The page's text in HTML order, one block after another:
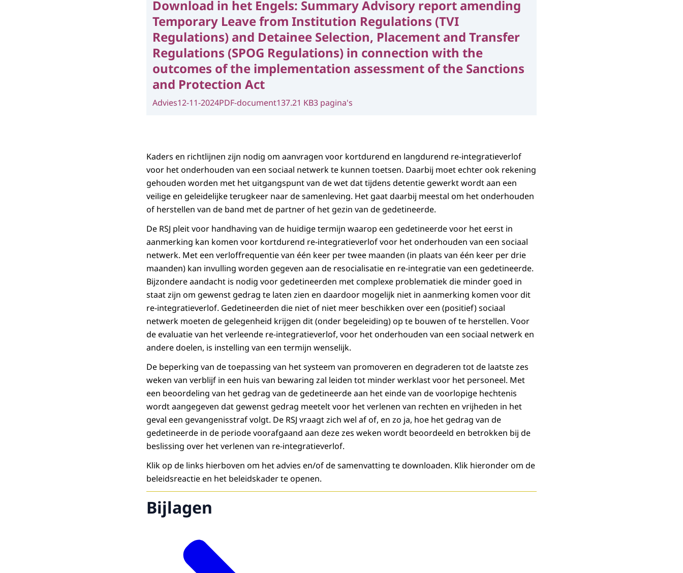
Download in het Engels: Summary Advisory report amending
Temporary Leave from Institution Regulations (TVI
Regulations) and Detainee Selection, Placement and Transfer
Regulations (SPOG Regulations) in connection with the
outcomes of the implementation assessment of the Sanctions
and Protection Act
Advies12-11-2024PDF-document137.21 KB3 pagina's
Kaders en richtlijnen zijn nodig om aanvragen voor kortdurend en langdurend re-integratieverlof
voor het onderhouden van een sociaal netwerk te kunnen toetsen. Daarbij moet echter ook rekening
gehouden worden met het uitgangspunt van de wet dat tijdens detentie gewerkt wordt aan een
veilige en geleidelijke terugkeer naar de samenleving. Het gaat daarbij meestal om het onderhouden
of herstellen van de band met de partner of het gezin van de gedetineerde.
De RSJ pleit voor handhaving van de huidige termijn waarop een gedetineerde voor het eerst in
aanmerking kan komen voor kortdurend re-integratieverlof voor het onderhouden van een sociaal
netwerk. Met een verloffrequentie van één keer per twee maanden (in plaats van één keer per drie
maanden) kan invulling worden gegeven aan de resocialisatie en re-integratie van een gedetineerde.
Bijzondere aandacht is nodig voor gedetineerden met complexe problematiek die minder goed in
staat zijn om gewenst gedrag te laten zien en daardoor mogelijk niet in aanmerking komen voor dit
re-integratieverlof. Gedetineerden die niet of niet meer beschikken over een (positief) sociaal
netwerk moeten de gelegenheid krijgen dit (onder begeleiding) op te bouwen of te herstellen. Voor
de evaluatie van het verleende re-integratieverlof, voor het onderhouden van een sociaal netwerk en
andere doelen, is instelling van een termijn wenselijk.
De beperking van de toepassing van het systeem van promoveren en degraderen tot de laatste zes
weken van verblijf in een huis van bewaring zal leiden tot minder werklast voor het personeel. Met
een beoordeling van het gedrag van de gedetineerde aan het einde van de voorlopige hechtenis
wordt aangegeven dat gewenst gedrag meetelt voor het verlenen van rechten en vrijheden in het
geval een gevangenisstraf volgt. De RSJ vraagt zich wel af of, en zo ja, hoe het gedrag van de
gedetineerde in de periode voorafgaand aan deze zes weken wordt beoordeeld en betrokken bij de
beslissing over het verlenen van re-integratieverlof.
Klik op de links hierboven om het advies en/of de samenvatting te downloaden. Klik hieronder om de
beleidsreactie en het beleidskader te openen.
Bijlagen